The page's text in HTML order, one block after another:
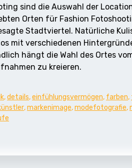
sind die Auswahl der
Orten für Fashion
Stadtviertel. Natürliche
mit verschiedenen
hängt die Wahl des Ortes
zu kreieren.
,details,einfühlungsvermögen, farben,
,markenimage,modefotografie,